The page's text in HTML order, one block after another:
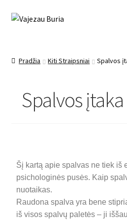
Mano įrašai
Paslaugos
Pradžia Kiti Straipsniai Spalvos
Spalvos
Šį kartą apie spalvas ne tiek iš
psichologinės pusės. Kaip
nuotaikas.
Raudona spalva yra bene
iš visos spalvų paletės – ji